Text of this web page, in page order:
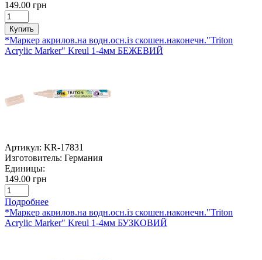
149.00 грн
Купить
*Маркер акрилов.на водн.осн.із скошен.наконечн."Triton
Acrylic Marker" Kreul 1-4мм БЕЖЕВИЙ
Артикул: KR-17831
Изготовитель: Германия
Единицы:
149.00 грн
Подробнее
*Маркер акрилов.на водн.осн.із скошен.наконечн."Triton
Acrylic Marker" Kreul 1-4мм БУЗКОВИЙ